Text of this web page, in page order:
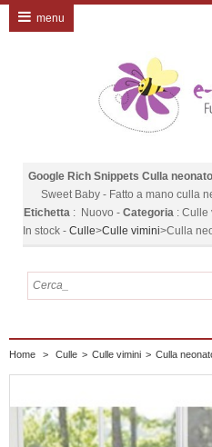
Google Rich Snippets Culla
Sweet Baby - Fatto a mano culla
Etichetta : Nuovo - Categoria : Culle
In stock - Culle>Culle vimini>Culla
menu
Home > Culle > Culle vimini > Culla